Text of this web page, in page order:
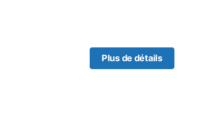
Plus de détails